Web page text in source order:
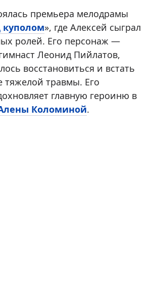
премьера мелодрамы
куполом», где Алексей сыграл
ролей. Его персонаж —
Леонид Пийлатов,
восстановиться и встать
тяжелой травмы. Его
главную героиню в
Коломиной.